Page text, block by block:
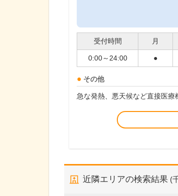
受付時間 月
0:00～24:00 ●
その他
急な発熱、悪天候など直接医
近隣エリアの検索結果 (